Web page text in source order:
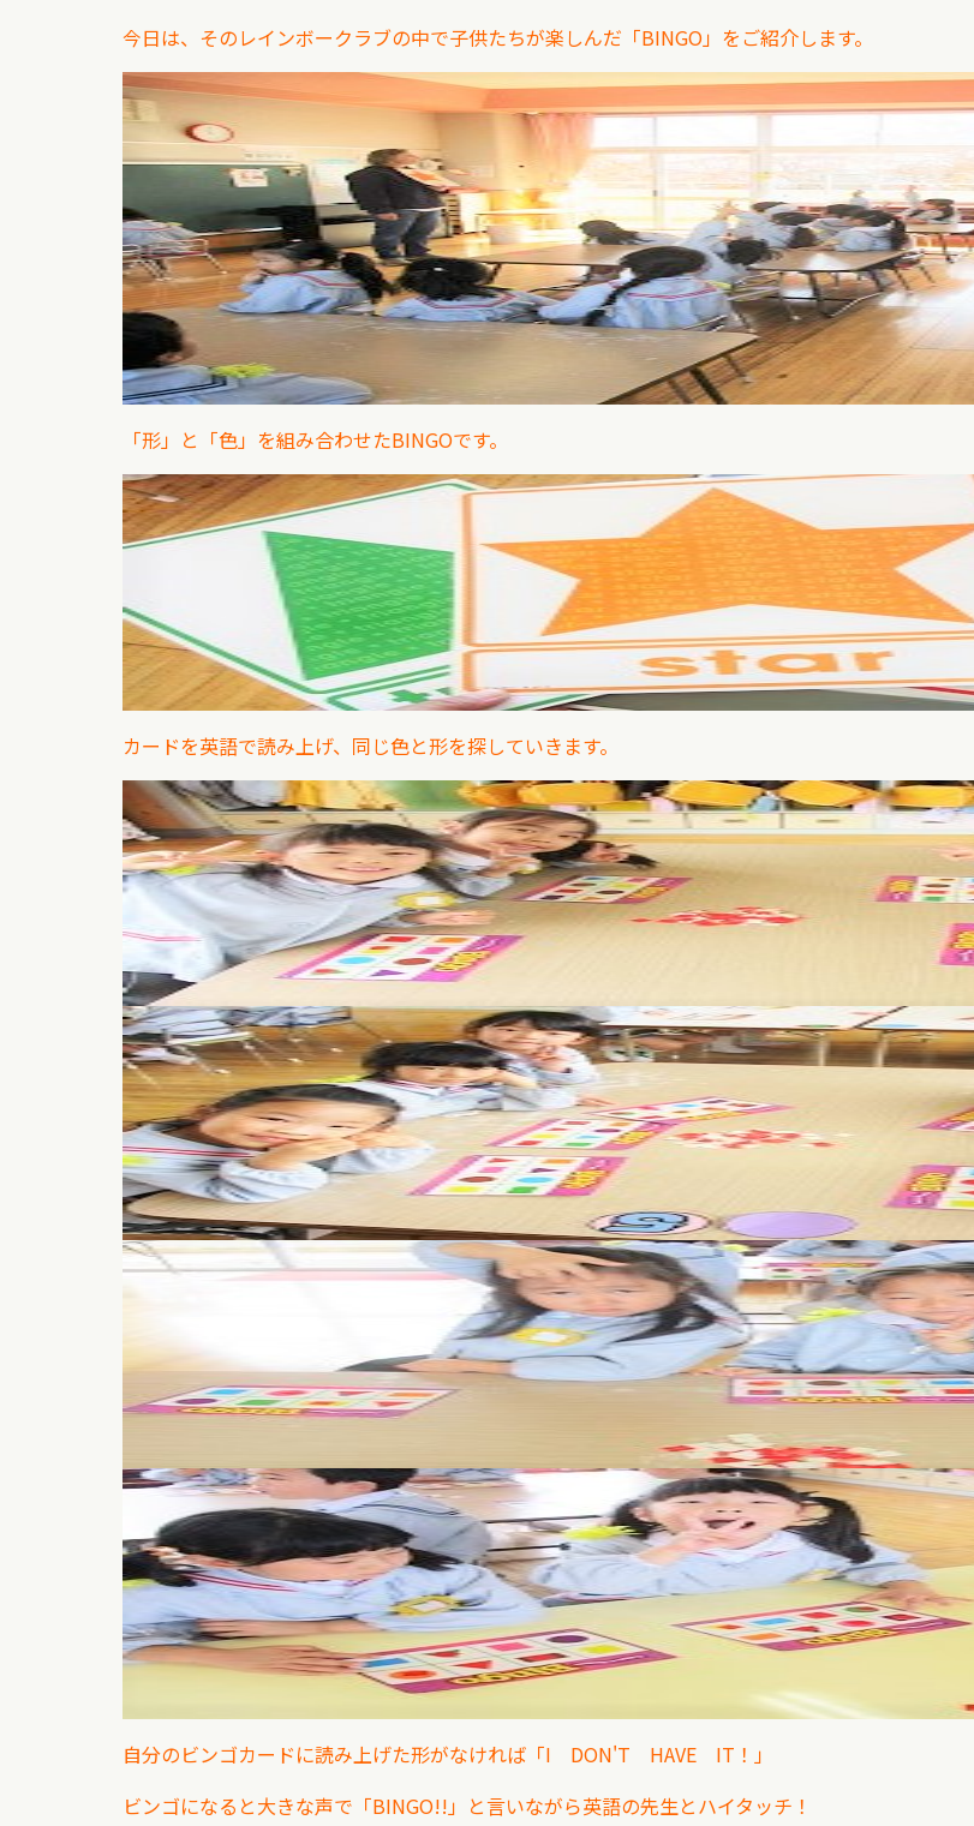
今日は、そのレインボークラブの中で子供たちが楽しんだ「BINGO」をご紹介します。
「形」と「色」を組み合わせたBINGOです。
カードを英語で読み上げ、同じ色と形を探していきます。
自分のビンゴカードに読み上げた形がなければ「I DON'T HAVE IT！」
ビンゴになると大きな声で「BINGO!!」と言いながら英語の先生とハイタッチ！